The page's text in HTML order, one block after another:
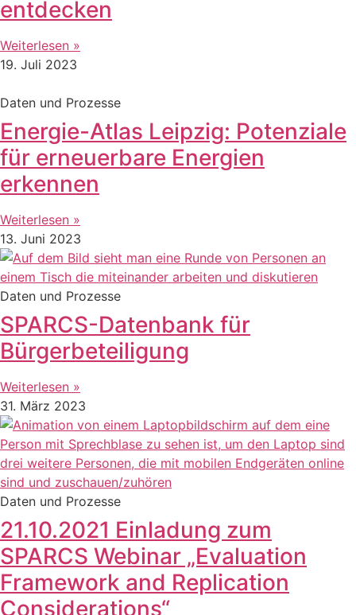
entdecken
Weiterlesen »
19. Juli 2023
Daten und Prozesse
Energie-Atlas Leipzig: Potenziale
für erneuerbare Energien
erkennen
Weiterlesen »
13. Juni 2023
Daten und Prozesse
SPARCS-Datenbank für
Bürgerbeteiligung
Weiterlesen »
31. März 2023
Daten und Prozesse
21.10.2021 Einladung zum
SPARCS Webinar „Evaluation
Framework and Replication
Considerations“